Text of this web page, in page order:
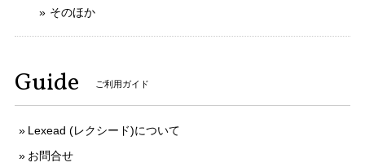
イズ調整にも応じていただき、ありがとうございます
存じます。 お客様のお言葉がとても励みになり
ます。 ご丁寧なお取引をしていただきましてあ
りがとうございます。 今後ともなにとぞよろし
くお願いいたします。
そのほか
Guide ご利用ガイド
Lexead (レクシード)について
お問合せ